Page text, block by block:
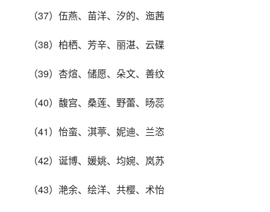
（37）伍燕、苗洋、汐的、迤茜
（38）柏栖、芳辛、丽湛、云碟
（39）杏煊、储愿、朵文、善纹
（40）馥宫、桑莲、野蕾、旸蕊
（41）怡蛮、淇葶、妮迪、兰恣
（42）诞博、媛姚、均婉、岚苏
（43）滟余、绘洋、共樱、术怡